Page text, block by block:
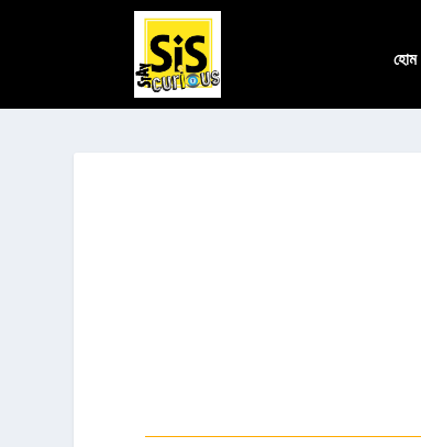
হোম